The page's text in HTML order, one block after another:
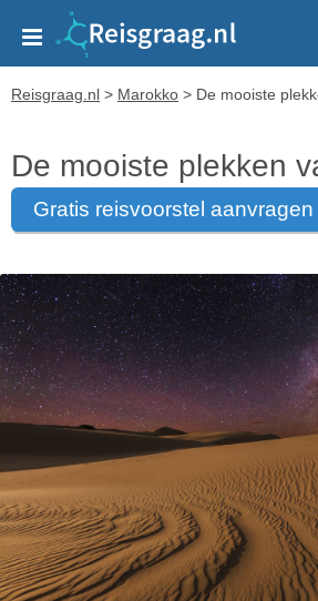
Reisgraag.nl > Marokko > De mooiste
De mooiste plekken
gratis reisvoorstel aanvragen